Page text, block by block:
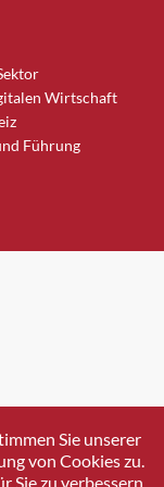
Wirtschaft
Führung
Sie unserer
von Cookies zu.
Sie zu verbessern.